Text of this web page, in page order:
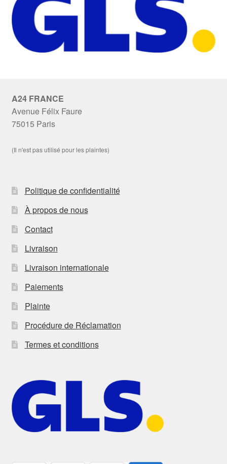
A24 FRANCE
Avenue Félix Faure
75015 Paris
(Il n'est pas utilisé pour les plaintes)
Politique de confidentialité
À propos de nous
Contact
Livraison
Livraison internationale
Paiements
Plainte
Procédure de Réclamation
Termes et conditions